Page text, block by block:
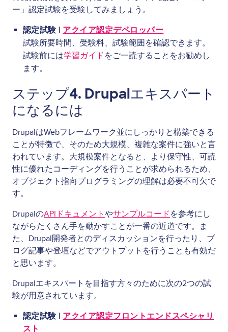
ー」認定試験を受験してみましょう。
認定試験 | アクイア認定デベロッパー
試験所要時間、受験料、試験範囲を確認できます。
試験前には学習ガイド をご一読することをお勧めし
ます。
ステップ4. Drupalエキスパート
になるには
DrupalはWebフレームワーク並にしっかりと構築できる
ことが特徴で、そのため大規模、複雑な案件に強いと言
われています。大規模案件となると、より保守性、可読
性に優れたコーディングを行うことが求められるため、
オブジェクト指向プログラミングの理解は必要不可欠で
す。
DrupalのAPIドキュメント やサンプルコード を参考にし
ながらたくさん手を動かすことが一番の近道です。ま
た、Drupal開発者とのディスカッションを行ったり、ブ
ログ記事や登壇などでアウトプットを行うことも有効だ
と思います。
Drupalエキスパートを目指す方々のために次の2つの試
験が用意されています。
認定試験 | アクイア認定フロントエンドスペシャリ
スト